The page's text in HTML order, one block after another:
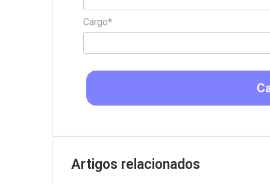
Cargo*
Artigos relacionados